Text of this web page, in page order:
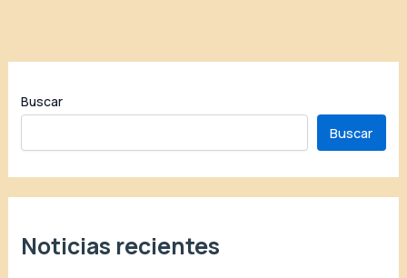
Buscar
Buscar
Noticias recientes